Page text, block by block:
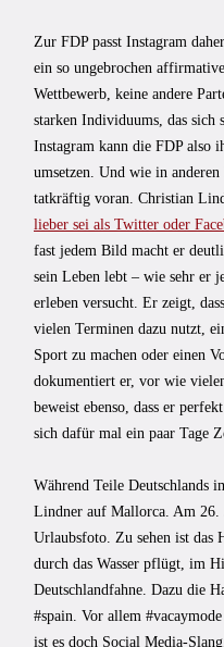
Zur FDP passt Instagram
ein so ungebrochen
Wettbewerb, keine andere
starken Individuums, das
Instagram kann die FDP also
umsetzen. Und wie in
tatkräftig voran. Christian
lieber sei als Twitter oder
fast jedem Bild macht er
sein Leben lebt – wie sehr er
erleben versucht. Er zeigt,
vielen Terminen dazu nutzt,
Sport zu machen oder einen
dokumentiert er, vor wie
beweist ebenso, dass er
sich dafür mal ein paar Tage
Während Teile Deutschlands
Lindner auf Mallorca. Am 26.
Urlaubsfoto. Zu sehen ist das
durch das Wasser pflügt, im
Deutschlandfahne. Dazu die
#spain. Vor allem
ist es doch Social Media-